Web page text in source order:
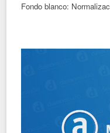
Fondo blanco: